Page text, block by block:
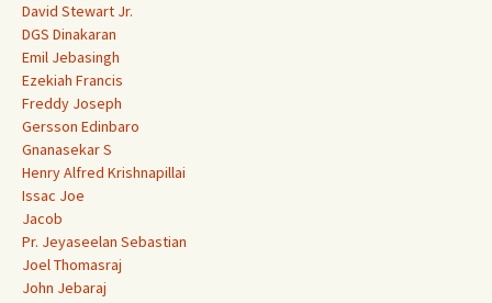
David Stewart Jr.
DGS Dinakaran
Emil Jebasingh
Ezekiah Francis
Freddy Joseph
Gersson Edinbaro
Gnanasekar S
Henry Alfred Krishnapillai
Issac Joe
Jacob
Pr. Jeyaseelan Sebastian
Joel Thomasraj
John Jebaraj